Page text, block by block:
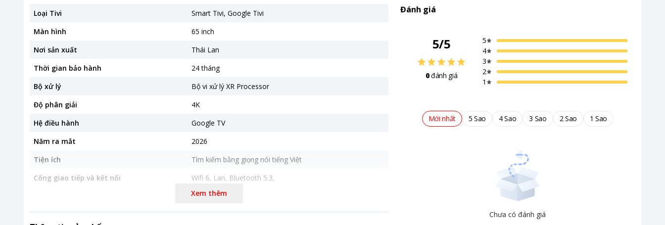
Loại Tivi
Smart Tivi, Google Tivi
Màn hình
65 inch
Nơi sản xuất
Thái Lan
Thời gian bảo hành
24 tháng
Bộ xử lý
Bộ vi xử lý XR Processor
Độ phân giải
4K
Hệ điều hành
Google TV
Năm ra mắt
2026
Tiện ích
Tìm kiếm bằng giọng nói tiếng Việt
Cổng giao tiếp và kết nối
Wifi 6, Lan, Bluetooth 5.3,
USB, HDMI, eARC/ARC
Xem thêm
Đánh giá
5/5
0đánh giá
5
4
3
2
1
Mới nhất 5 Sao 4 Sao 3 Sao 2 Sao 1 Sao
Chưa có đánh giá